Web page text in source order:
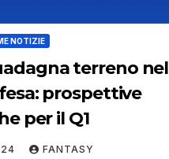
NOTIZIE
terreno nel
prospettive
per il Q1
FANTASY